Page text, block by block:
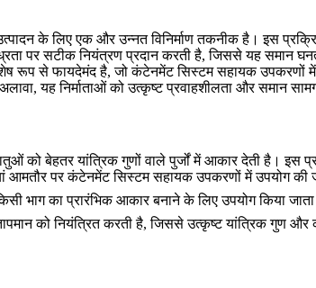
के लिए एक और उन्नत विनिर्माण तकनीक है। इस
पर सटीक नियंत्रण प्रदान करती है, जिससे यह समान
रूप से फायदेमंद है, जो कंटेनमेंट सिस्टम सहायक
यह निर्माताओं को उत्कृष्ट प्रवाहशीलता और समान
को बेहतर यांत्रिक गुणों वाले पुर्जों में आकार देती है।
आमतौर पर कंटेनमेंट सिस्टम सहायक उपकरणों में उपयोग की
भाग का प्रारंभिक आकार बनाने के लिए उपयोग किया
तापमान को नियंत्रित करती है, जिससे उत्कृष्ट यांत्रिक गुण और